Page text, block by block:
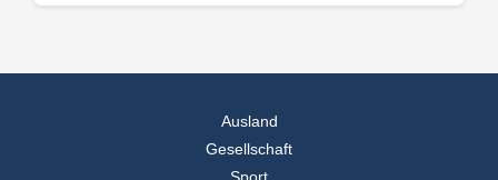
Ausland
Gesellschaft